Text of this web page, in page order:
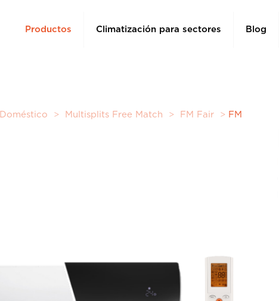
Productos Climatización para sectores Blog
Doméstico > Multisplits Free Match > FM Fair > FM